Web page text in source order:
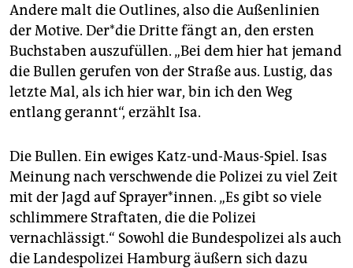
Andere malt die Outlines, also die Außenlinien
der Motive. Der*­die Dritte fängt an, den ersten
Buchstaben auszufüllen. „Bei dem hier hat jemand
die Bullen gerufen von der Straße aus. Lustig, das
letzte Mal, als ich hier war, bin ich den Weg
entlang gerannt“, erzählt Isa.
Die Bullen. Ein ewiges Katz-und-Maus-Spiel. Isas
Meinung nach verschwende die Polizei zu viel Zeit
mit der Jagd auf Sprayer*innen. „Es gibt so viele
schlimmere Straftaten, die die Polizei
vernachlässigt.“ Sowohl die Bundespolizei als auch
die Landespolizei Hamburg äußern sich dazu